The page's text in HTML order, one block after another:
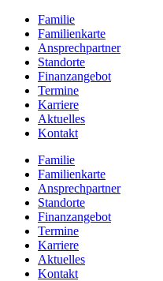
Zum
Inhalt
springen
Familie
Familienkarte
Ansprechpartner
Standorte
Finanzangebot
Termine
Karriere
Aktuelles
Kontakt
Familie
Familienkarte
Ansprechpartner
Standorte
Finanzangebot
Termine
Karriere
Aktuelles
Kontakt